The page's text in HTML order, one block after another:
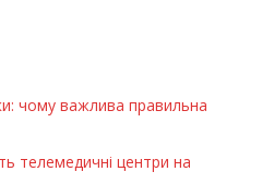
чому важлива правильна
телемедичні центри на